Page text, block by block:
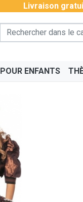
Livraison
ENFANTS